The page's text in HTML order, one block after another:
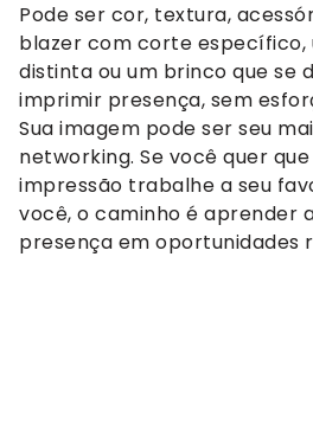
Pode ser cor, textura,
blazer com corte específico,
distinta ou um brinco que se
imprimir presença, sem
Sua imagem pode ser seu
networking. Se você quer
impressão trabalhe a seu
você, o caminho é aprender
presença em oportunidades